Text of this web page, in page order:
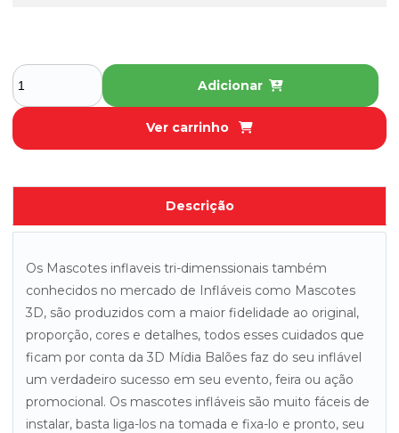
Adicionar
Ver carrinho
Descrição
Os Mascotes inflaveis tri-dimenssionais também
conhecidos no mercado de Infláveis como Mascotes
3D, são produzidos com a maior fidelidade ao original,
proporção, cores e detalhes, todos esses cuidados que
ficam por conta da 3D Mídia Balões faz do seu inflável
um verdadeiro sucesso em seu evento, feira ou ação
promocional. Os mascotes infláveis são muito fáceis de
instalar, basta liga-los na tomada e fixa-lo e pronto, seu